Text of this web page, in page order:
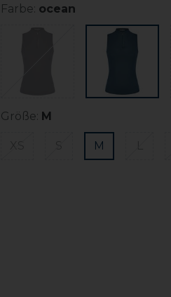
Farbe: ocean
Größe: M
M